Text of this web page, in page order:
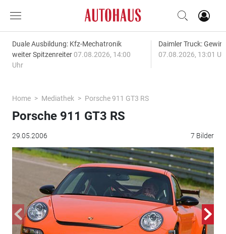
Duale Ausbildung: Kfz-Mechatronik
weiter Spitzenreiter 07.08.2026, 14:00
Uhr
Daimler Truck:
07.08.2026, 13:01
Home Mediathek Porsche 911 GT3 RS
29.05.2006 7 Bilder
Porsche 911 GT3 RS